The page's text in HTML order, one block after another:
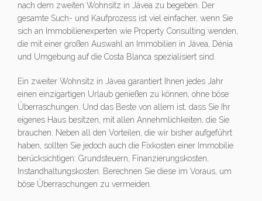
nach dem zweiten Wohnsitz in Jávea zu begeben. Der
gesamte Such- und Kaufprozess ist viel einfacher, wenn Sie
sich an Immobilienexperten wie Property Consulting wenden,
die mit einer großen Auswahl an Immobilien in Jávea, Dénia
und Umgebung auf die Costa Blanca spezialisiert sind.
Ein zweiter Wohnsitz in Jávea garantiert Ihnen jedes Jahr
einen einzigartigen Urlaub genießen zu können, ohne böse
Überraschungen. Und das Beste von allem ist, dass Sie Ihr
eigenes Haus besitzen, mit allen Annehmlichkeiten, die Sie
brauchen. Neben all den Vorteilen, die wir bisher aufgeführt
haben, sollten Sie jedoch auch die Fixkosten einer Immobilie
berücksichtigen: Grundsteuern, Finanzierungskosten,
Instandhaltungskosten. Berechnen Sie diese im Voraus, um
böse Überraschungen zu vermeiden.